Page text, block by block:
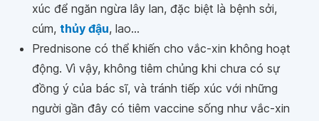
xúc để ngăn ngừa lây lan, đặc biệt là bệnh sởi,
cúm, thủy đậu, lao...
Prednisone có thể khiến cho vắc-xin không hoạt
động. Vì vậy, không tiêm chủng khi chưa có sự
đồng ý của bác sĩ, và tránh tiếp xúc với những
người gần đây có tiêm vaccine sống như vắc-xin